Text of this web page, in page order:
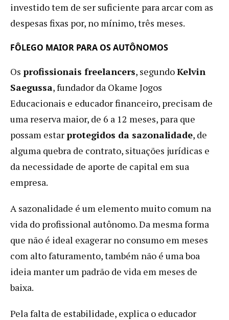
investido tem de ser suficiente para arcar com as
despesas fixas por, no mínimo, três meses.
FÔLEGO MAIOR PARA OS AUTÔNOMOS
Os profissionais freelancers, segundoKelvin
Saegussa, fundador da Okame Jogos
Educacionais e educador financeiro, precisam de
uma reserva maior, de 6 a 12 meses, para que
possam estar protegidos da sazonalidade, de
alguma quebra de contrato, situações jurídicas e
da necessidade de aporte de capital em sua
empresa.
A sazonalidade é um elemento muito comum na
vida do profissional autônomo. Da mesma forma
que não é ideal exagerar no consumo em meses
com alto faturamento, também não é uma boa
ideia manter um padrão de vida em meses de
baixa.
Pela falta de estabilidade, explica o educador